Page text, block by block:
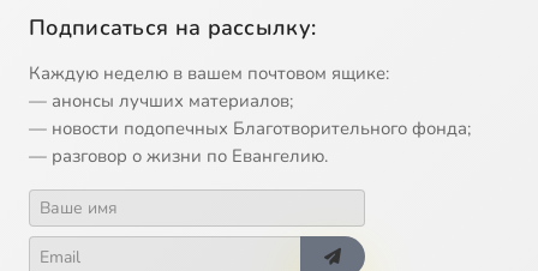
Подписаться на рассылку:
Каждую неделю в вашем почтовом ящике:
— анонсы лучших материалов;
— новости подопечных Благотворительного фонда;
— разговор о жизни по Евангелию.